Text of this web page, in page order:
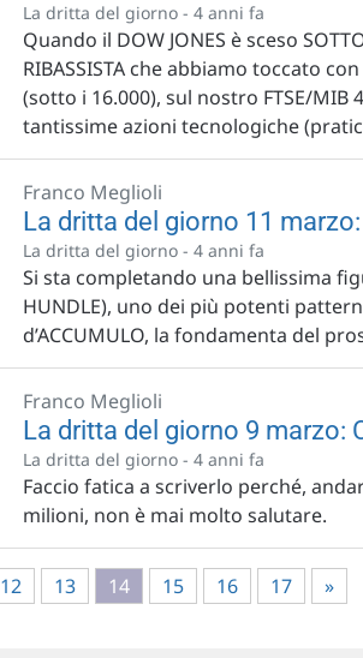
La dritta del giorno - 4 anni fa
Quando il DOW JONES è sceso
RIBASSISTA che abbiamo toccato
(sotto i 16.000), sul nostro FTSE/MIB
tantissime azioni tecnologiche
Franco Meglioli
La dritta del giorno 11
La dritta del giorno - 4 anni fa
Si sta completando una bellissima
HUNDLE), uno dei più potenti
d’ACCUMULO, la fondamenta del
Franco Meglioli
La dritta del giorno 9 marzo:
La dritta del giorno - 4 anni fa
Faccio fatica a scriverlo perché,
milioni, non è mai molto salutare.
12 13 14 15 16 17 »